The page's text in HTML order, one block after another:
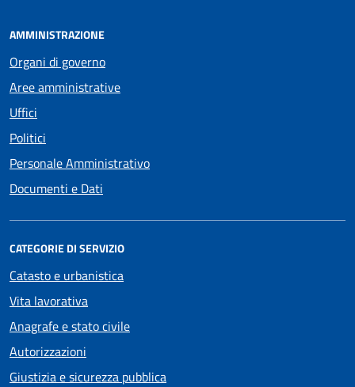
AMMINISTRAZIONE
Organi di governo
Aree amministrative
Uffici
Politici
Personale Amministrativo
Documenti e Dati
CATEGORIE DI SERVIZIO
Catasto e urbanistica
Vita lavorativa
Anagrafe e stato civile
Autorizzazioni
Giustizia e sicurezza pubblica